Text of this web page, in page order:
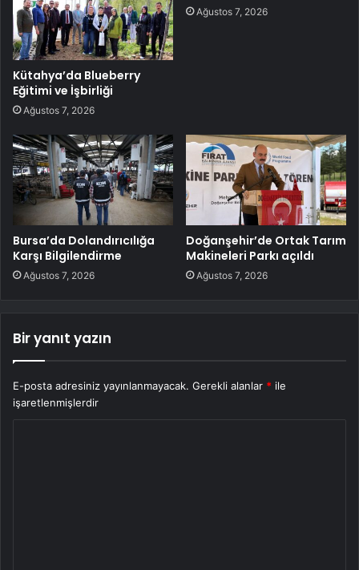
Kütahya’da Blueberry
Eğitimi ve İşbirliği
Ağustos 7, 2026
Ağustos 7, 2026
Bursa’da Dolandırıcılığa
Karşı Bilgilendirme
Ağustos 7, 2026
Doğanşehir’de Ortak Tarım
Makineleri Parkı açıldı
Ağustos 7, 2026
Bir yanıt yazın
E-posta adresiniz yayınlanmayacak. Gerekli alanlar * ile
işaretlenmişlerdir